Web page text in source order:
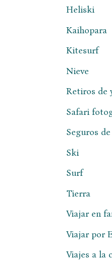
Heliski
Kaihopara
Kitesurf
Nieve
Retiros de
Safari
Seguros
Ski
Surf
Tierra
Viajar en
Viajar por
Viajes a la